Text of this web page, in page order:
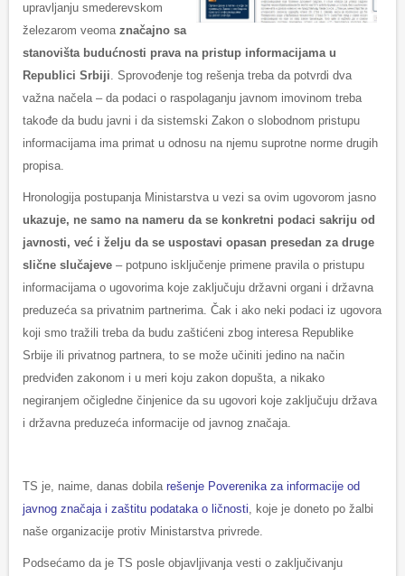
upravljanju smederevskom
železarom veoma značajno sa
stanovišta budućnosti prava na pristup informacijama u
Republici Srbiji. Sprovođenje tog rešenja treba da potvrdi dva
važna načela – da podaci o raspolaganju javnom imovinom treba
takođe da budu javni i da sistemski Zakon o slobodnom pristupu
informacijama ima primat u odnosu na njemu suprotne norme drugih
propisa.
Hronologija postupanja Ministarstva u vezi sa ovim ugovorom jasno
ukazuje, ne samo na nameru da se konkretni podaci sakriju od
javnosti, već i želju da se uspostavi opasan presedan za druge
slične slučajeve – potpuno isključenje primene pravila o pristupu
informacijama o ugovorima koje zaključuju državni organi i državna
preduzeća sa privatnim partnerima. Čak i ako neki podaci iz ugovora
koji smo tražili treba da budu zaštićeni zbog interesa Republike
Srbije ili privatnog partnera, to se može učiniti jedino na način
predviđen zakonom i u meri koju zakon dopušta, a nikako
negiranjem očigledne činjenice da su ugovori koje zaključuju država
i državna preduzeća informacije od javnog značaja.
TS je, naime, danas dobila rešenje Poverenika za informacije od
javnog značaja i zaštitu podataka o ličnosti, koje je doneto po žalbi
naše organizacije protiv Ministarstva privrede.
Podsećamo da je TS posle objavljivanja vesti o zaključivanju